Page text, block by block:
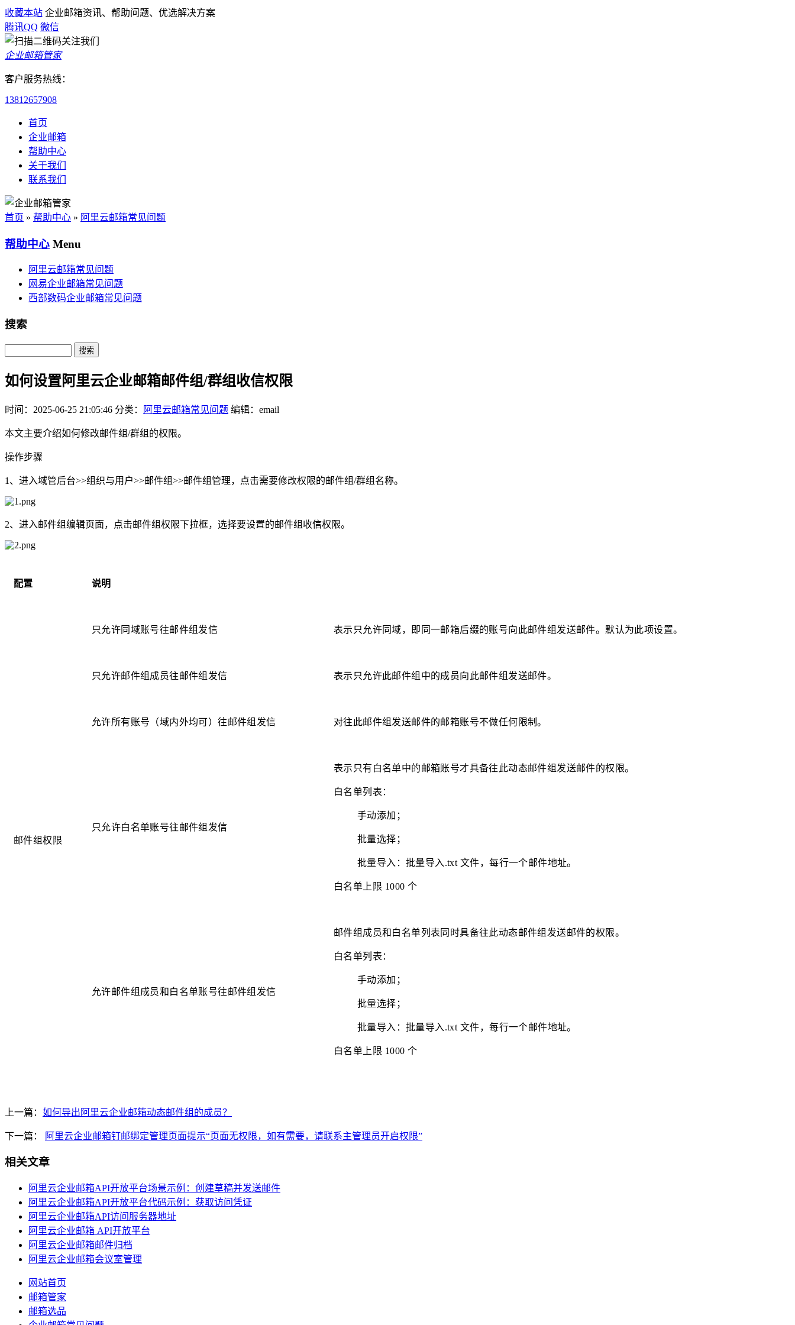
收藏本站 企业邮箱资讯、帮助问题、优选解决方案
腾讯QQ 微信
企业邮箱管家
客户服务热线：
13812657908
首页
企业邮箱
帮助中心
关于我们
联系我们
首页 » 帮助中心 » 阿里云邮箱常见问题
帮助中心 Menu
阿里云邮箱常见问题
网易企业邮箱常见问题
西部数码企业邮箱常见问题
搜索
Search
如何设置阿里云企业邮箱邮件组/群组收信权限
时间：2025-06-25 21:05:46 分类： 阿里云邮箱常见问题 编辑：email
本文主要介绍如何修改邮件组/群组的权限。
操作步骤
1、进入域管后台>>组织与用户>>邮件组>>邮件组管理，点击需要修改权限的邮件组/群组名称。
2、进入邮件组编辑页面，点击邮件组权限下拉框，选择要设置的邮件组收信权限。
配置 说明
邮件组权限
只允许同域账号往邮件组发信 表示只允许同域，即同一邮箱后缀的账号向此邮件组发送邮件。默认为此项设置。
只允许邮件组成员往邮件组发信 表示只允许此邮件组中的成员向此邮件组发送邮件。
允许所有账号（域内外均可）往邮件组发信 对往此邮件组发送邮件的邮箱账号不做任何限制。
只允许白名单账号往邮件组发信
表示只有白名单中的邮箱账号才具备往此动态邮件组发送邮件的权限。
白名单列表：
手动添加；
批量选择；
批量导入：批量导入.txt 文件，每行一个邮件地址。
白名单上限 1000 个
允许邮件组成员和白名单账号往邮件组发信
邮件组成员和白名单列表同时具备往此动态邮件组发送邮件的权限。
白名单列表：
手动添加；
批量选择；
批量导入：批量导入.txt 文件，每行一个邮件地址。
白名单上限 1000 个
上一篇： 如何导出阿里云企业邮箱动态邮件组的成员？
下一篇： 阿里云企业邮箱钉邮绑定管理页面提示“页面无权限，如有需要，请联系主管理员开启权限”
相关文章
阿里云企业邮箱API开放平台场景示例：创建草稿并发送邮件
阿里云企业邮箱API开放平台代码示例：获取访问凭证
阿里云企业邮箱API访问服务器地址
阿里云企业邮箱 API开放平台
阿里云企业邮箱邮件归档
阿里云企业邮箱会议室管理
网站首页
邮箱管家
邮箱选品